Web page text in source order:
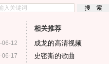
06-12
06-17
相关推荐
成龙的高清视频
史密斯的歌曲